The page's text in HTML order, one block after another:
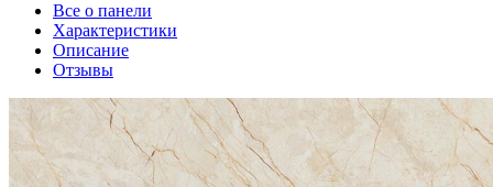
Все о панели
Характеристики
Описание
Отзывы